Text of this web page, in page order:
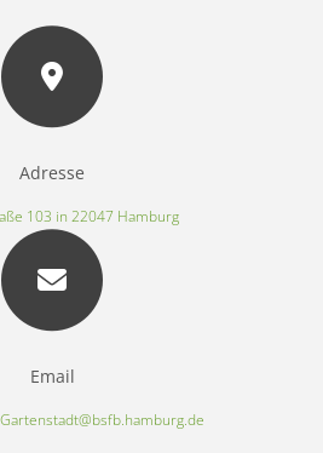
Adresse
103 in 22047 Hamburg
Email